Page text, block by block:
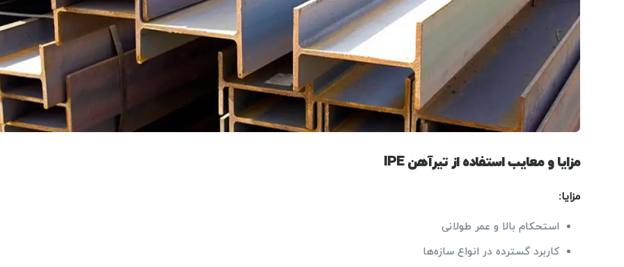
مزایا و معایب استفاده از تیرآهن IPE
مزایا:
استحکام بالا و عمر طولانی
کاربرد گسترده در انواع سازه‌ها